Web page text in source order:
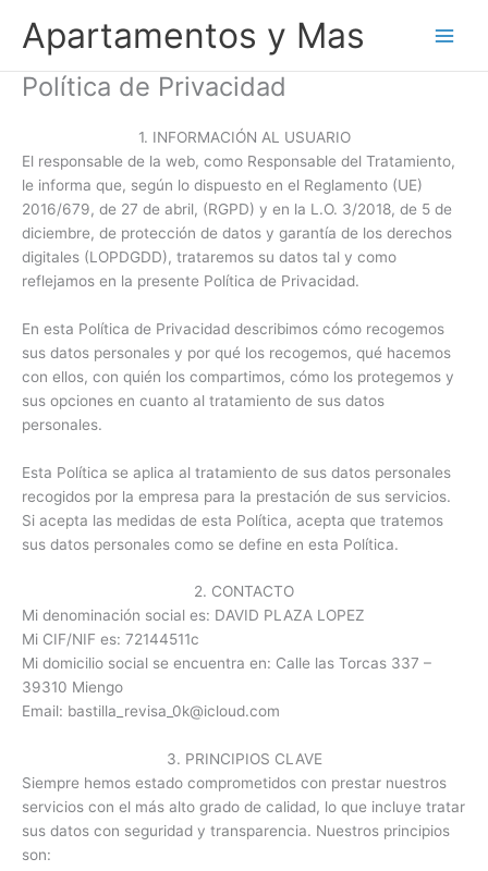
contenido
Apartamentos y Mas
Política de Privacidad
1. INFORMACIÓN AL USUARIO
El responsable de la web, como Responsable del Tratamiento,
le informa que, según lo dispuesto en el Reglamento (UE)
2016/679, de 27 de abril, (RGPD) y en la L.O. 3/2018, de 5 de
diciembre, de protección de datos y garantía de los derechos
digitales (LOPDGDD), trataremos su datos tal y como
reflejamos en la presente Política de Privacidad.
En esta Política de Privacidad describimos cómo recogemos
sus datos personales y por qué los recogemos, qué hacemos
con ellos, con quién los compartimos, cómo los protegemos y
sus opciones en cuanto al tratamiento de sus datos
personales.
Esta Política se aplica al tratamiento de sus datos personales
recogidos por la empresa para la prestación de sus servicios.
Si acepta las medidas de esta Política, acepta que tratemos
sus datos personales como se define en esta Política.
2. CONTACTO
Mi denominación social es: DAVID PLAZA LOPEZ
Mi CIF/NIF es: 72144511c
Mi domicilio social se encuentra en: Calle las Torcas 337 –
39310 Miengo
Email: bastilla_revisa_0k@icloud.com
3. PRINCIPIOS CLAVE
Siempre hemos estado comprometidos con prestar nuestros
servicios con el más alto grado de calidad, lo que incluye tratar
sus datos con seguridad y transparencia. Nuestros principios
son: